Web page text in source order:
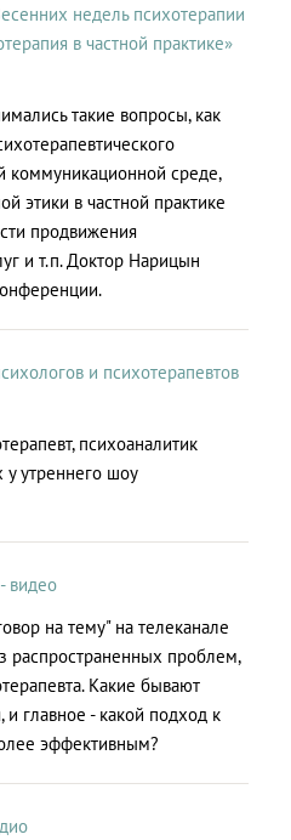
недель психотерапии
в частной практике»
такие вопросы, как
коммуникационной среде,
этики в частной практике
продвижения
и т.п. Доктор Нарицын
и психотерапевтов
психоаналитик
утреннего шоу
видео
на тему" на телеканале
распространенных проблем,
Какие бывают
и главное - какой подход к
эффективным?